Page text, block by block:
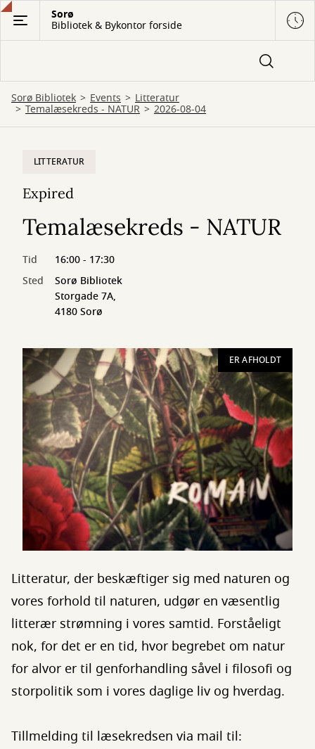
Gå
hovedindhold
Sorø
Bibliotek & Bykontor forside
Sorø Bibliotek Events Litteratur
Temalæsekreds - NATUR 2026-08-04
ER AFHOLDT
LITTERATUR
Expired
Temalæsekreds - NATUR
Tid
16:00 - 17:30
Sted
Sorø Bibliotek
Storgade 7A,
4180 Sorø
Litteratur, der beskæftiger sig med naturen og
vores forhold til naturen, udgør en væsentlig
litterær strømning i vores samtid. Forståeligt
nok, for det er en tid, hvor begrebet om natur
for alvor er til genforhandling såvel i filosofi og
storpolitik som i vores daglige liv og hverdag.
Tillmelding til læsekredsen via mail til: